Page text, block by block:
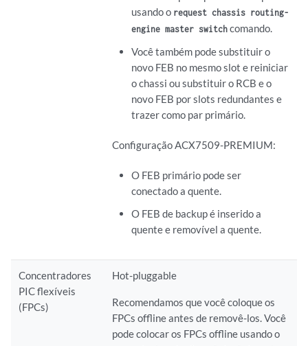
usando o request chassis routing-
engine master switchcomando.
Você também pode substituir o
novo FEB no mesmo slot e reiniciar
o chassi ou substituir o RCB e o
novo FEB por slots redundantes e
trazer como par primário.
Configuração ACX7509-PREMIUM:
O FEB primário pode ser
conectado a quente.
O FEB de backup é inserido a
quente e removível a quente.
Concentradores
PIC flexíveis
(FPCs)
Hot-pluggable
Recomendamos que você coloque os
FPCs offline antes de removê-los. Você
pode colocar os FPCs offline usando o